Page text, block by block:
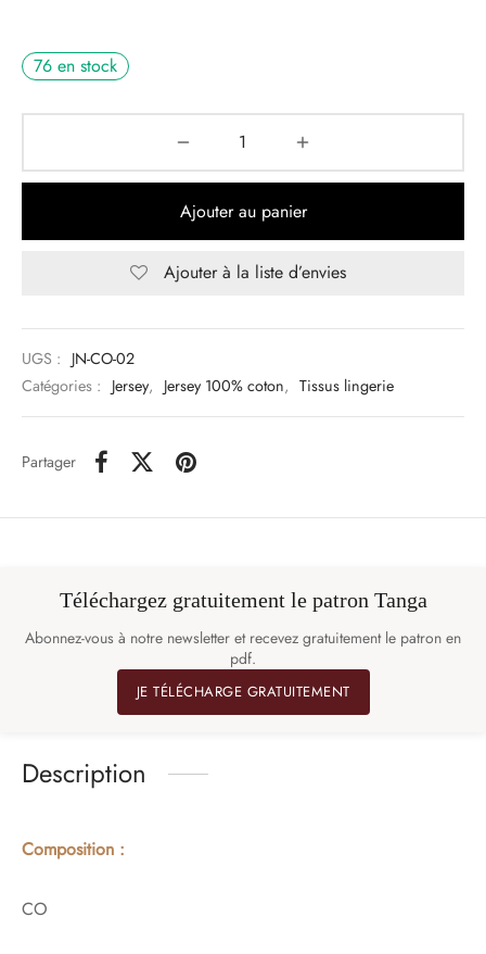
76 en stock
Ajouter au panier
Ajouter à la liste d’envies
UGS : JN-CO-02
Catégories : Jersey, Jersey 100% coton, Tissus lingerie
Partager
Téléchargez gratuitement le patron Tanga
Abonnez-vous à notre newsletter et recevez gratuitement le patron en
pdf.
JE TÉLÉCHARGE GRATUITEMENT
Description
Composition :
CO